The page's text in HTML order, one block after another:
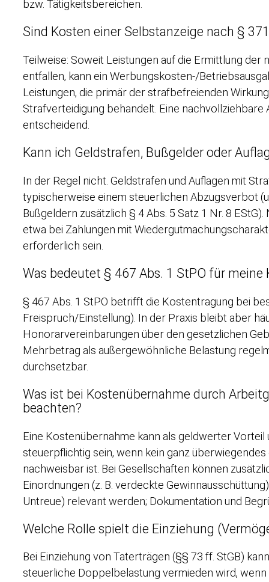
bzw. Tätigkeitsbereichen.
Sind Kosten einer Selbstanzeige nach §
Teilweise: Soweit Leistungen auf die Ermittlung der
entfallen, kann ein Werbungskosten-/
Leistungen, die primär der strafbefreienden
Strafverteidigung behandelt. Eine nachvollziehbare
entscheidend.
Kann ich Geldstrafen, Bußgelder oder
In der Regel nicht. Geldstrafen und Auflagen mit
typischerweise einem steuerlichen Abzugsverbot
Bußgeldern zusätzlich § 4 Abs. 5 Satz 1 Nr. 8
etwa bei Zahlungen mit
erforderlich sein.
Was bedeutet § 467 Abs. 1 StPO für meine
§ 467 Abs. 1 StPO betrifft die Kostentragung bei
Freispruch/Einstellung). In der Praxis bleibt aber
Honorarvereinbarungen über den gesetzlichen
Mehrbetrag als außergewöhnliche Belastung
durchsetzbar.
Was ist bei Kostenübernahme durch
beachten?
Eine Kostenübernahme kann als geldwerter Vorteil
steuerpflichtig sein, wenn kein ganz
nachweisbar ist. Bei Gesellschaften können
Einordnungen (z. B. verdeckte
Untreue) relevant werden; Dokumentation und
Welche Rolle spielt die Einziehung
Bei Einziehung von Taterträgen (§§ 73 ff. StGB)
steuerliche Doppelbelastung vermieden wird,